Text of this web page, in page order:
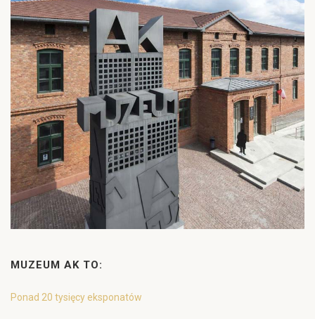
MUZEUM AK TO:
Ponad 20 tysięcy eksponatów